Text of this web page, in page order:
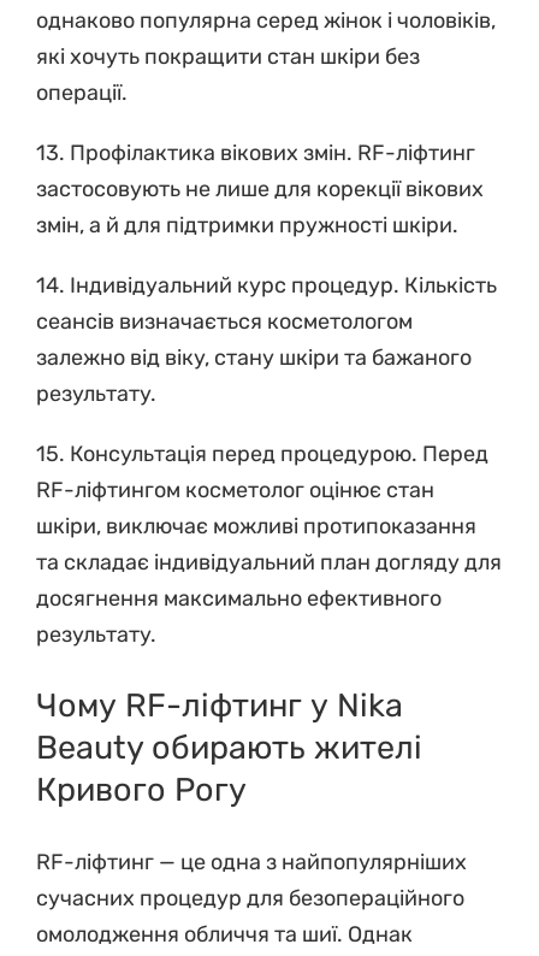
однаково популярна серед жінок і чоловіків,
які хочуть покращити стан шкіри без
операції.
13. Профілактика вікових змін. RF-ліфтинг
застосовують не лише для корекції вікових
змін, а й для підтримки пружності шкіри.
14. Індивідуальний курс процедур. Кількість
сеансів визначається косметологом
залежно від віку, стану шкіри та бажаного
результату.
15. Консультація перед процедурою. Перед
RF-ліфтингом косметолог оцінює стан
шкіри, виключає можливі протипоказання
та складає індивідуальний план догляду для
досягнення максимально ефективного
результату.
Чому RF-ліфтинг у Nika
Beauty обирають жителі
Кривого Рогу
RF-ліфтинг — це одна з найпопулярніших
сучасних процедур для безопераційного
омолодження обличчя та шиї. Однак